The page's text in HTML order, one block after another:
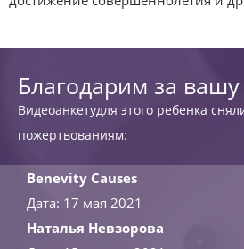
Благодарим за
Видеоанкетудля этого ребенка
пожертвованиям:
Benevity Causes
Дата: 17 мая 2021
Наталья Невзорова